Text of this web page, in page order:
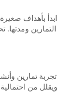
ابدأ بأهداف
التمارين ومدتها.
تجربة تمارين
ويقلل من